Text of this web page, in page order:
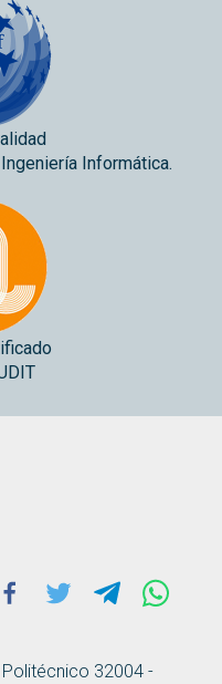
Informática.
Politécnico 32004 -
Facebook
Twitter Telegram